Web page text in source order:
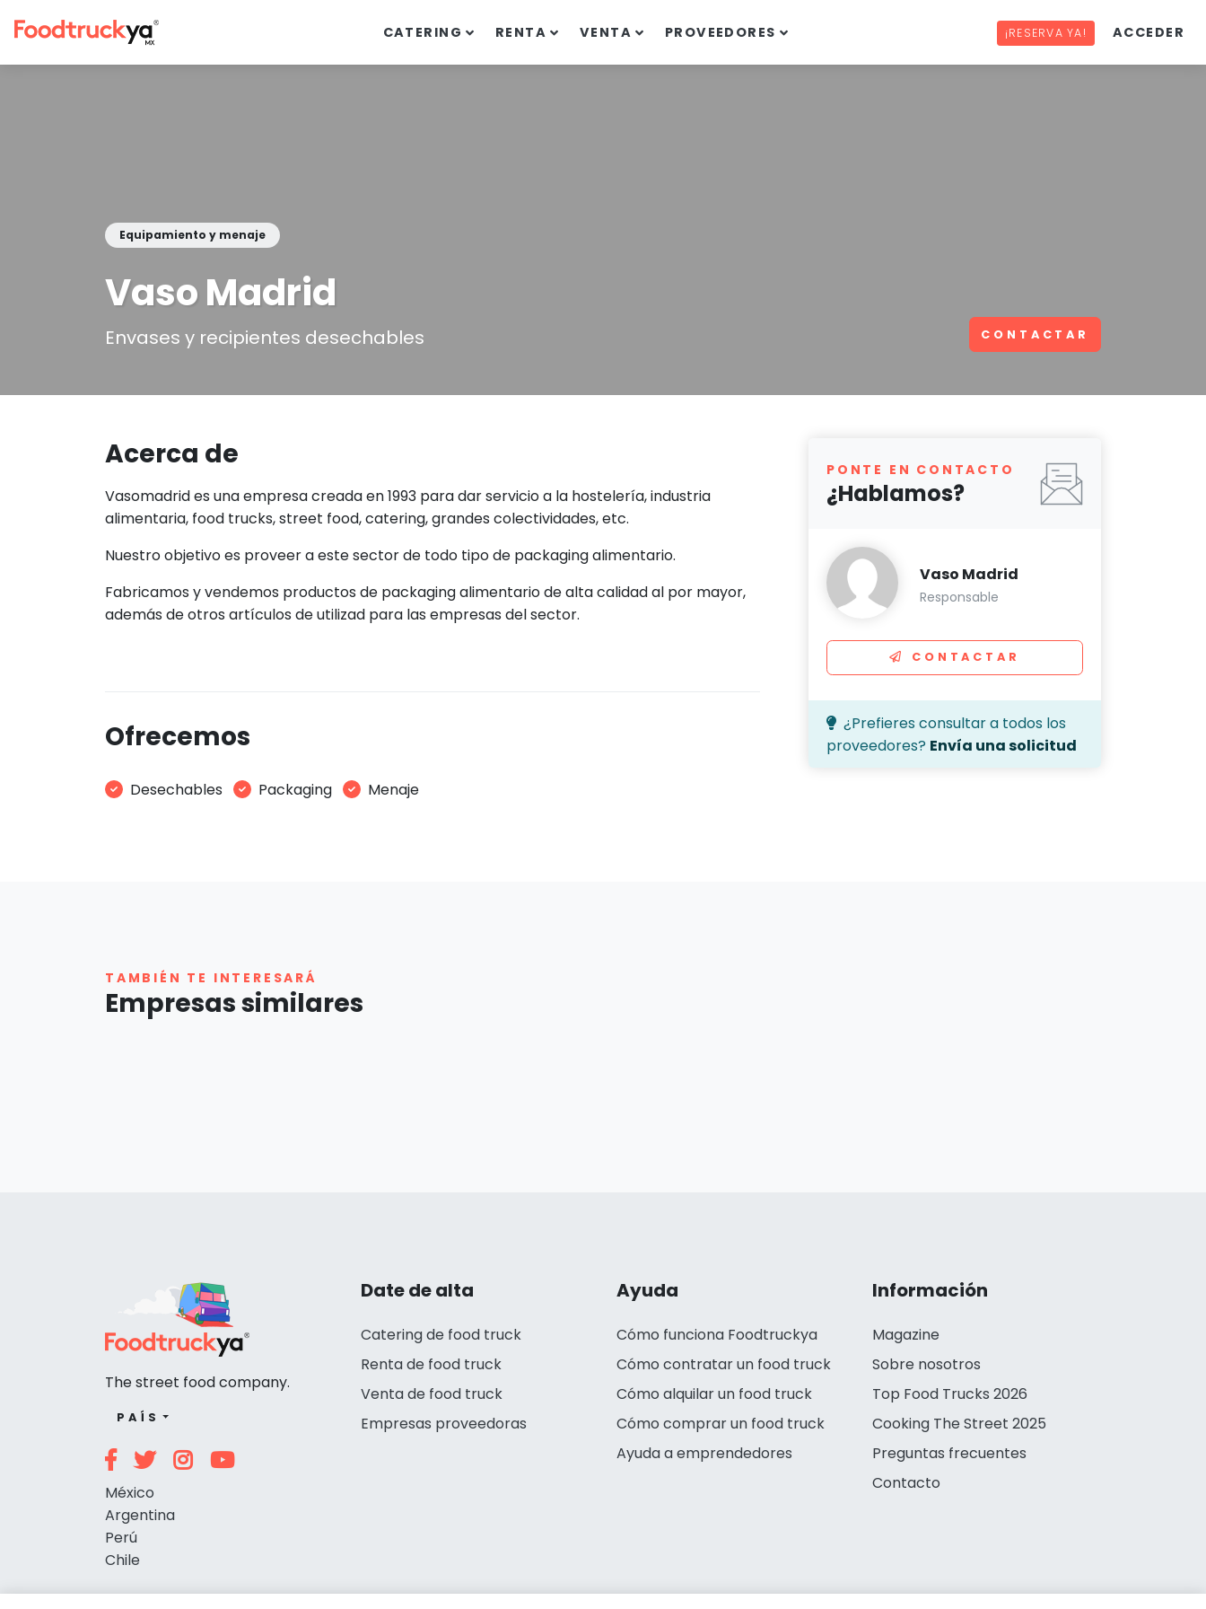
CATERING RENTA VENTA PROVEEDORES ¡RESERVA YA! ACCEDER
Equipamiento y menaje
Vaso Madrid
Envases y recipientes desechables CONTACTAR
Acerca de
Vasomadrid es una empresa creada en 1993 para dar servicio a la hostelería, industria
alimentaria, food trucks, street food, catering, grandes colectividades, etc.
Nuestro objetivo es proveer a este sector de todo tipo de packaging alimentario.
Fabricamos y vendemos productos de packaging alimentario de alta calidad al por mayor,
además de otros artículos de utilizad para las empresas del sector.
Ofrecemos
Desechables Packaging Menaje
PONTE EN CONTACTO
¿Hablamos?
Vaso Madrid
Responsable
CONTACTAR
¿Prefieres consultar a todos los
proveedores? Envía una solicitud
TAMBIÉN TE INTERESARÁ
Empresas similares
Date de alta
Catering de food truck
Renta de food truck
Venta de food truck
Empresas proveedoras
Ayuda
Cómo funciona Foodtruckya
Cómo contratar un food truck
Cómo alquilar un food truck
Cómo comprar un food truck
Ayuda a emprendedores
Información
Magazine
Sobre nosotros
Top Food Trucks 2026
Cooking The Street 2025
Preguntas frecuentes
Contacto
The street food company.
PAÍS
México
Argentina
Perú
Chile